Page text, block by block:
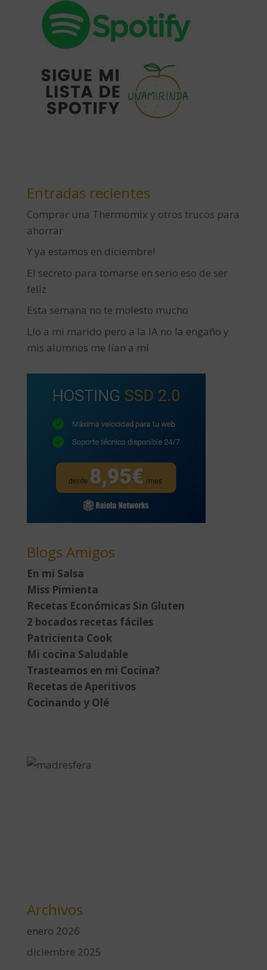
Entradas recientes
Comprar una Thermomix y otros trucos para
ahorrar
Y ya estamos en diciembre!
El secreto para tomarse en serio eso de ser
feliz
Esta semana no te molesto mucho
Lío a mi marido pero a la IA no la engaño y
mis alumnos me lían a mí
Blogs Amigos
En mi Salsa
Miss Pimienta
Recetas Económicas Sin Gluten
2 bocados recetas fáciles
Patricienta Cook
Mi cocina Saludable
Trasteamos en mi Cocina?
Recetas de Aperitivos
Cocinando y Olé
Archivos
enero 2026
diciembre 2025